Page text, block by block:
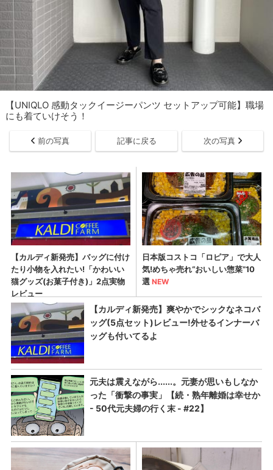
【UNIQLO 感動タックイージーパンツ セットアップ可能】職場
にも着ていけそう！
前の写真 記事に戻る 次の写真